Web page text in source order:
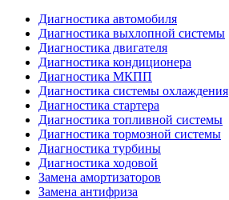
Диагностика автомобиля
Диагностика выхлопной системы
Диагностика двигателя
Диагностика кондиционера
Диагностика МКПП
Диагностика системы охлаждения
Диагностика стартера
Диагностика топливной системы
Диагностика тормозной системы
Диагностика турбины
Диагностика ходовой
Замена амортизаторов
Замена антифриза